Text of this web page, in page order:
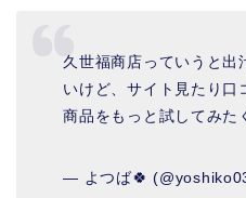
久世福商店っていうと出
いけど、サイト見たり口
商品をもっと試してみた
— よつば🍀